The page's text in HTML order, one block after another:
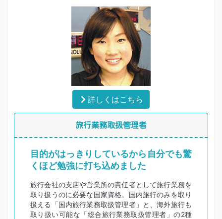
詳しくはこちら
旅行業務取扱管理者
目的がはっきりしているから自分でも驚
くほど勉強に打ち込めました
旅行会社の支店や営業所の責任者として旅行業務を
取り扱うのに必要な国家資格。国内旅行のみを取り
扱える「国内旅行業務取扱管理者」と、海外旅行も
取り扱い可能な「総合旅行業務取扱管理者」の2種